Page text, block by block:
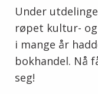
Under
røpet kultur-
i mange år
bokhandel. Nå
seg!